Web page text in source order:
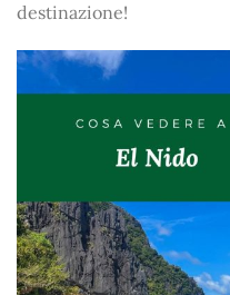
destinazione!